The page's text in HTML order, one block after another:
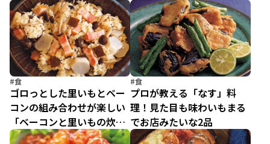
#食
ゴロっとした里いもとベー
コンの組み合わせが楽しい
「ベーコンと里いもの炊き
込みご飯」の献立
#食
プロが教える「なす」料
理！見た目も味わいもまる
でお店みたいな2品